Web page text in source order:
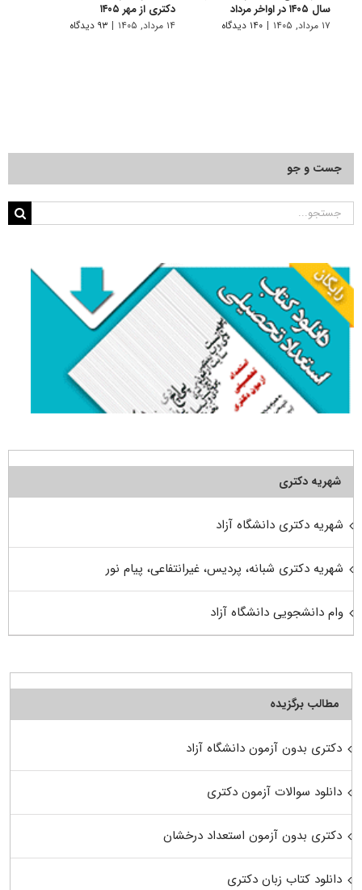
سال ۱۴۰۵ در اواخر مرداد
۱۷ مرداد, ۱۴۰۵ | ۱۴۰ دیدگاه
دکتری از مهر ۱۴۰۵
۱۴ مرداد, ۱۴۰۵ | ۹۳ دیدگاه
جست و جو
جستجو
شهریه دکتری
شهریه دکتری دانشگاه آزاد
شهریه دکتری شبانه، پردیس، غیرانتفاعی، پیام نور
وام دانشجویی دانشگاه آزاد
مطالب برگزیده
دکتری بدون آزمون دانشگاه آزاد
دانلود سوالات آزمون دکتری
دکتری بدون آزمون استعداد درخشان
دانلود کتاب زبان دکتری